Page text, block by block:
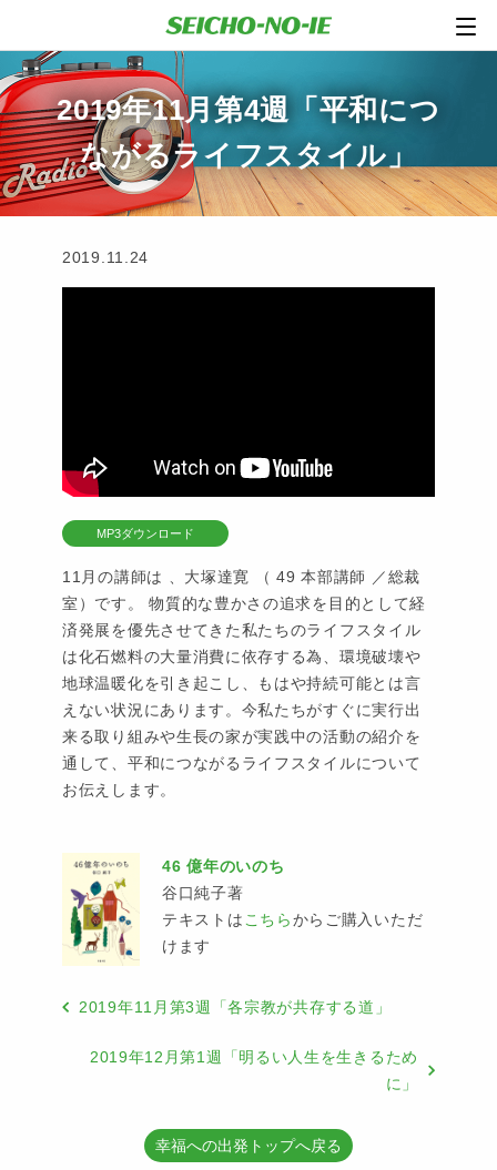
2019年11月第4週「平和につ
ながるライフスタイル」
2019.11.24
MP3ダウンロード
11月の講師は 、大塚達寛 （ 49 本部講師 ／総裁
室）です。 物質的な豊かさの追求を目的として経
済発展を優先させてきた私たちのライフスタイル
は化石燃料の大量消費に依存する為、環境破壊や
地球温暖化を引き起こし、もはや持続可能とは言
えない状況にあります。今私たちがすぐに実行出
来る取り組みや生長の家が実践中の活動の紹介を
通して、平和につながるライフスタイルについて
お伝えします。
46 億年のいのち
谷口純子著
テキストは こちらからご購入いただ
けます
2019年11月第3週「各宗教が共存する道」
2019年12月第1週「明るい人生を生きるため
に」
幸福への出発トップへ戻る